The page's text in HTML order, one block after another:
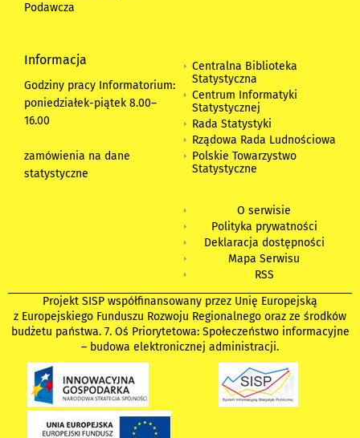
Podawcza
Informacja
Godziny pracy Informatorium:
poniedziałek-piątek 8.00–
16.00
zamówienia na dane
statystyczne
Centralna Biblioteka
Statystyczna
Centrum Informatyki
Statystycznej
Rada Statystyki
Rządowa Rada Ludnościowa
Polskie Towarzystwo
Statystyczne
O serwisie
Polityka prywatności
Deklaracja dostępności
Mapa Serwisu
RSS
Projekt SISP współfinansowany przez Unię Europejską
z Europejskiego Funduszu Rozwoju Regionalnego oraz ze środków
budżetu państwa. 7. Oś Priorytetowa: Społeczeństwo informacyjne
– budowa elektronicznej administracji.